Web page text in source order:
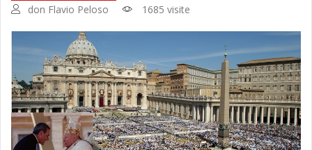
don Flavio Peloso
1685 visite